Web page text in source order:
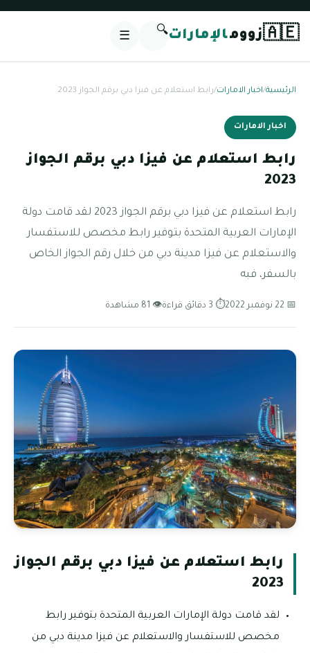
🇦🇪زوومالإمارات🔍
☰
الرئيسية/اخبار الامارات/رابط استعلام عن فيزا دبي برقم الجواز 2023
اخبار الامارات
رابط استعلام عن فيزا دبي برقم الجواز
2023
رابط استعلام عن فيزا دبي برقم الجواز 2023 لقد قامت دولة
الإمارات العربية المتحدة بتوفير رابط مخصص للاستفسار
والاستعلام عن فيزا مدينة دبي من خلال رقم الجواز الخاص
بالسفر، فبه
📅 22 نوفمبر 2022 ⏱ 3 دقائق قراءة 👁 81 مشاهدة
رابط استعلام عن فيزا دبي برقم الجواز
2023
لقد قامت دولة الإمارات العربية المتحدة بتوفير رابط
مخصص للاستفسار والاستعلام عن فيزا مدينة دبي من